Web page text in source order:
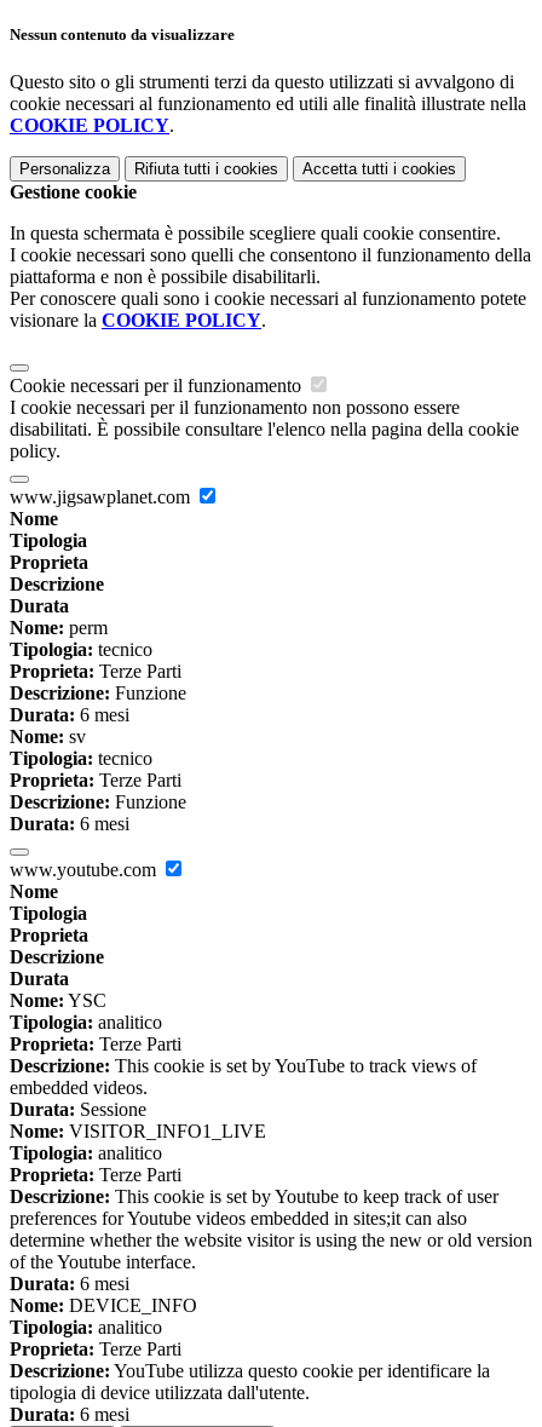
Nessun contenuto da visualizzare
Questo sito o gli strumenti terzi da questo utilizzati si avvalgono di
cookie necessari al funzionamento ed utili alle finalità illustrate nella
COOKIE POLICY.
Personalizza Rifiuta tutti i cookies Accetta tutti i cookies
Gestione cookie
In questa schermata è possibile scegliere quali cookie consentire.
I cookie necessari sono quelli che consentono il funzionamento della
piattaforma e non è possibile disabilitarli.
Per conoscere quali sono i cookie necessari al funzionamento potete
visionare la COOKIE POLICY.
Cookie necessari per il funzionamento
I cookie necessari per il funzionamento non possono essere
disabilitati. È possibile consultare l'elenco nella pagina della cookie
policy.
www.jigsawplanet.com
Nome
Tipologia
Proprieta
Descrizione
Durata
Nome: perm
Tipologia: tecnico
Proprieta: Terze Parti
Descrizione: Funzione
Durata: 6 mesi
Nome: sv
Tipologia: tecnico
Proprieta: Terze Parti
Descrizione: Funzione
Durata: 6 mesi
www.youtube.com
Nome
Tipologia
Proprieta
Descrizione
Durata
Nome: YSC
Tipologia: analitico
Proprieta: Terze Parti
Descrizione: This cookie is set by YouTube to track views of
embedded videos.
Durata: Sessione
Nome: VISITOR_INFO1_LIVE
Tipologia: analitico
Proprieta: Terze Parti
Descrizione: This cookie is set by Youtube to keep track of user
preferences for Youtube videos embedded in sites;it can also
determine whether the website visitor is using the new or old version
of the Youtube interface.
Durata: 6 mesi
Nome: DEVICE_INFO
Tipologia: analitico
Proprieta: Terze Parti
Descrizione: YouTube utilizza questo cookie per identificare la
tipologia di device utilizzata dall'utente.
Durata: 6 mesi